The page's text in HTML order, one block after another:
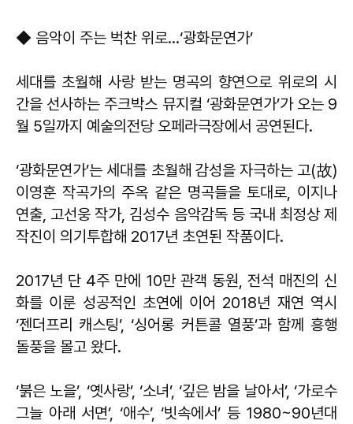
◆ 음악이 주는 벅찬 위로...‘광화문연가’
세대를 초월해 사랑 받는 명곡의 향연으로 위로의 시
간을 선사하는 주크박스 뮤지컬 ‘광화문연가’가 오는 9
월 5일까지 예술의전당 오페라극장에서 공연된다.
‘광화문연가’는 세대를 초월해 감성을 자극하는 고(故)
이영훈 작곡가의 주옥 같은 명곡들을 토대로, 이지나
연출, 고선웅 작가, 김성수 음악감독 등 국내 최정상 제
작진이 의기투합해 2017년 초연된 작품이다.
2017년 단 4주 만에 10만 관객 동원, 전석 매진의 신
화를 이룬 성공적인 초연에 이어 2018년 재연 역시
‘젠더프리 캐스팅’, ‘싱어롱 커튼콜 열풍’과 함께 흥행
돌풍을 몰고 왔다.
‘붉은 노을’, ‘옛사랑’, ‘소녀’, ‘깊은 밤을 날아서’, ‘가로수
그늘 아래 서면’, ‘애수’, ‘빗속에서’ 등 1980~90년대